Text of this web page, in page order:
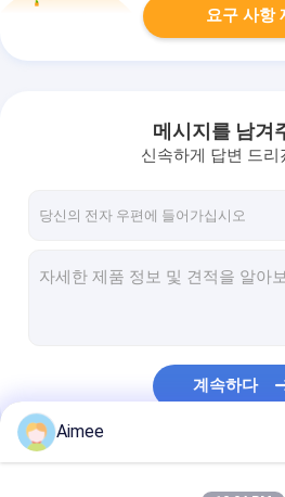
요구 사항
메시지를 남겨
신속하게 답변 드리
계속하다
Aimee